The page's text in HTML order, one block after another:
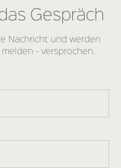
Gespräch
Nachricht und werden
- versprochen.